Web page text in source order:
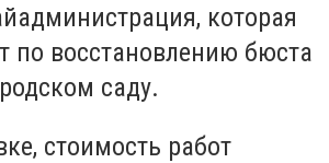
которая
по восстановлению бюста
саду.
стоимость работ